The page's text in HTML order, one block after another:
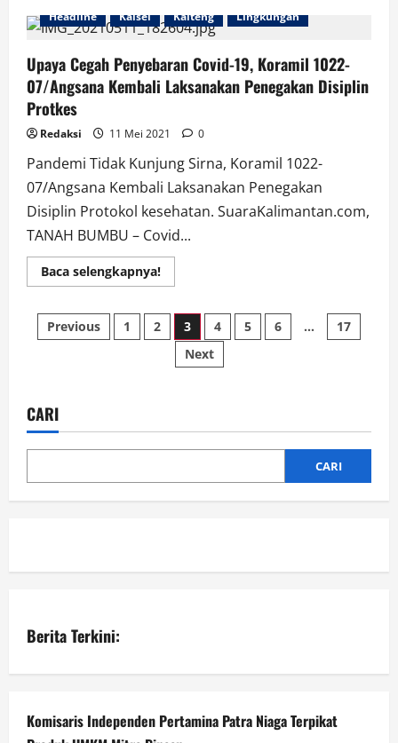
Bupati
Andi
Latif,
Bersama
Forkopimda
Kunjungi
Headline Kalsel Kalteng Lingkungan
Upaya Cegah Penyebaran Covid-19, Koramil 1022-
07/Angsana Kembali Laksanakan Penegakan Disiplin
Protkes
Redaksi 11 Mei 2021 0
Pandemi Tidak Kunjung Sirna, Koramil 1022-
07/Angsana Kembali Laksanakan Penegakan
Disiplin Protokol kesehatan. SuaraKalimantan.com,
TANAH BUMBU – Covid...
Baca selengkapnya!Read
more
Cegah
Penyebaran
Covid-
Koramil
Penegakan
Paginasi
Previous 1 2 3 4 5 6 …
17
Next
CARI
CARI
Berita Terkini:
Komisaris Independen Pertamina Patra Niaga Terpikat